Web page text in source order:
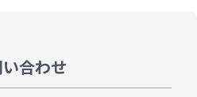
合わせ